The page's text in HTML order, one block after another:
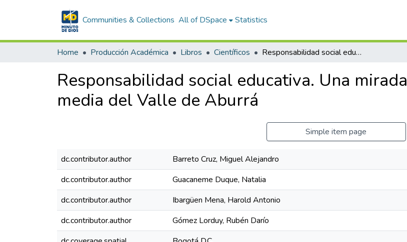
Communities & Collections All of DSpace Statistics
Home Producción Académica Libros Científicos Responsabilidad social educativa. Una mirada a instituciones de básica y media del Valle de Aburrá
Responsabilidad social educativa. Una
media del Valle de Aburrá
Simple item page
dc.contributor.author
Barreto Cruz, Miguel Alejandro
dc.contributor.author
Guacaneme Duque, Natalia
dc.contributor.author
Ibargüen Mena, Harold Antonio
dc.contributor.author
Gómez Lorduy, Rubén Darío